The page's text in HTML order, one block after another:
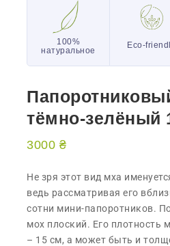
100%
натуральное
Eco-
тёмно-зелёный
3000 ₴
Не зря этот вид мха
ведь рассматривая его
сотни мини-папоротников.
мох плоский. Его плотность
– 15 см, а может быть и